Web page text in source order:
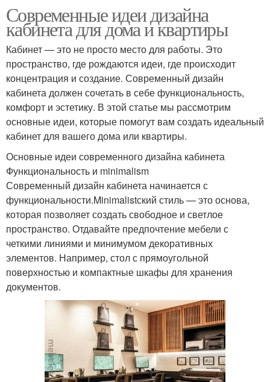
Современные идеи дизайна
кабинета для дома и квартиры
Кабинет — это не просто место для работы. Это
пространство, где рождаются идеи, где происходит
концентрация и создание. Современный дизайн
кабинета должен сочетать в себе функциональность,
комфорт и эстетику. В этой статье мы рассмотрим
основные идеи, которые помогут вам создать идеальный
кабинет для вашего дома или квартиры.
Основные идеи современного дизайна кабинета
Функциональность и minimalism
Современный дизайн кабинета начинается с
функциональности.Minimalistский стиль — это основа,
которая позволяет создать свободное и светлое
пространство. Отдавайте предпочтение мебели с
четкими линиями и минимумом декоративных
элементов. Например, стол с прямоугольной
поверхностью и компактные шкафы для хранения
документов.